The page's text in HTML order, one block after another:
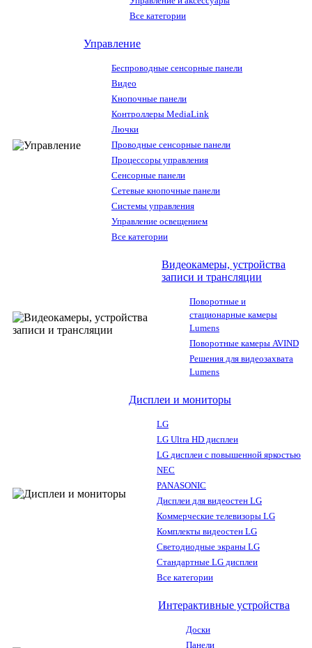
Все категории
Управление
Беспроводные сенсорные панели
Видео
Кнопочные панели
Контроллеры MediaLink
Лючки
Проводные сенсорные панели
Процессоры управления
Сенсорные панели
Сетевые кнопочные панели
Системы управления
Управление освещением
Все категории
Видеокамеры, устройства
записи и трансляции
Поворотные и
стационарные камеры
Lumens
Поворотные камеры AVIND
Решения для видеозахвата
Lumens
Дисплеи и мониторы
LG
LG Ultra HD дисплеи
LG дисплеи с повышенной яркостью
NEC
PANASONIC
Дисплеи для видеостен LG
Коммерческие телевизоры LG
Комплекты видеостен LG
Светодиодные экраны LG
Стандартные LG дисплеи
Все категории
Интерактивные устройства
Доски
Панели